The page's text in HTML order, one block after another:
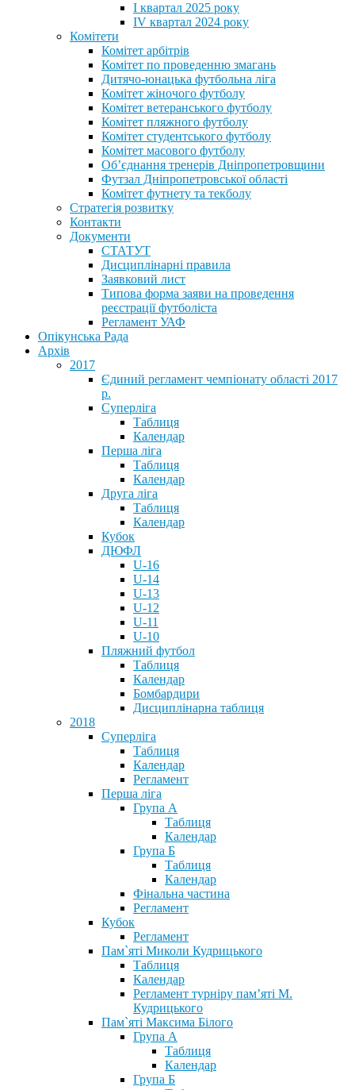
I квартал 2025 року
IV квартал 2024 року
Комітети
Комітет арбітрів
Комітет по проведенню змагань
Дитячо-юнацька футбольна ліга
Комітет жіночого футболу
Комітет ветеранського футболу
Комітет пляжного футболу
Комітет студентського футболу
Комітет масового футболу
Обʼєднання тренерів Дніпропетровщини
Футзал Дніпропетровської області
Комітет футнету та текболу
Стратегія розвитку
Контакти
Документи
СТАТУТ
Дисциплінарні правила
Заявковий лист
Типова форма заяви на проведення
реєстрації футболіста
Регламент УАФ
Опікунська Рада
Архів
2017
Єдиний регламент чемпіонату області 2017
р.
Суперліга
Таблиця
Календар
Перша ліга
Таблиця
Календар
Друга ліга
Таблиця
Календар
Кубок
ДЮФЛ
U-16
U-14
U-13
U-12
U-11
U-10
Пляжний футбол
Таблиця
Календар
Бомбардири
Дисциплінарна таблиця
2018
Суперліга
Таблиця
Календар
Регламент
Перша ліга
Група А
Таблиця
Календар
Група Б
Таблиця
Календар
Фінальна частина
Регламент
Кубок
Регламент
Пам`яті Миколи Кудрицького
Таблиця
Календар
Регламент турніру пам’яті М.
Кудрицького
Пам`яті Максима Білого
Група А
Таблиця
Календар
Група Б